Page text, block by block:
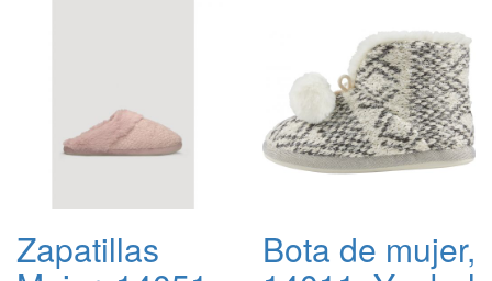
Zapatillas Bota de mujer,